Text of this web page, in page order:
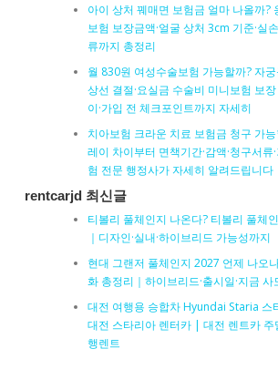
아이 상처 꿰매면 보험금 얼마 나올까?
보험 보장금액·얼굴 상처 3cm 기준·실
류까지 총정리
월 830원 여성수술보험 가능할까? 자궁
상선 결절·요실금 수술비 미니보험 보
이·가입 전 체크포인트까지 자세히
치아보험 크라운 치료 보험금 청구 가능
레이 차이부터 면책기간·감액·청구서
험 전문 행정사가 자세히 알려드립니다
rentcarjd 최신글
티볼리 풀체인지 나온다? 티볼리 풀체
｜디자인·실내·하이브리드 가능성까지
현대 그랜저 풀체인지 2027 언제 나오
화 총정리｜하이브리드·출시일·지금 사
대전 여행용 승합차 Hyundai Staria 스
대전 스타리아 렌터카 | 대전 렌트카
행렌트